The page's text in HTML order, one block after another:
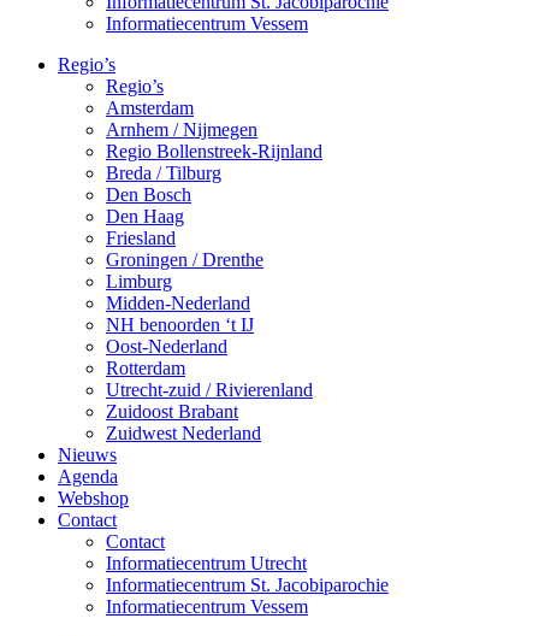
Informatiecentrum Vessem
Regio’s
Regio’s
Amsterdam
Arnhem / Nijmegen
Regio Bollenstreek-Rijnland
Breda / Tilburg
Den Bosch
Den Haag
Friesland
Groningen / Drenthe
Limburg
Midden-Nederland
NH benoorden ‘t IJ
Oost-Nederland
Rotterdam
Utrecht-zuid / Rivierenland
Zuidoost Brabant
Zuidwest Nederland
Nieuws
Agenda
Webshop
Contact
Contact
Informatiecentrum Utrecht
Informatiecentrum St. Jacobiparochie
Informatiecentrum Vessem